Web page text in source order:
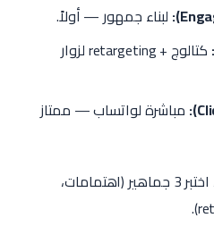
لبناء جمهور — أولاً.
كتالوج + retargeting لزوار
مباشرة لواتساب — ممتاز
ابدأ بـ20–50 ريال/جنيه يومياً، اختبر 3 جماهير (اهتمامات،